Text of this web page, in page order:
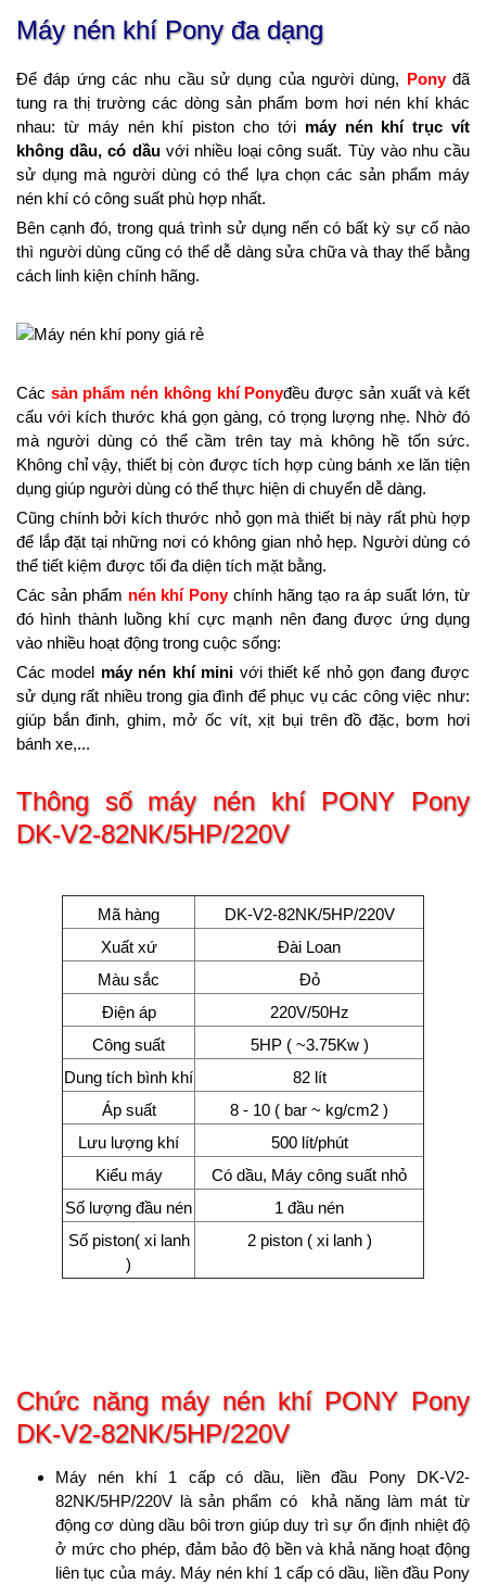
Máy nén khí Pony đa dạng
Để đáp ứng các nhu cầu sử dụng của người dùng, Ponyđã
tung ra thị trường các dòng sản phẩm bơm hơi nén khí khác
nhau: từ máy nén khí piston cho tới máy nén khí trục vít
không dầu, có dầuvới nhiều loại công suất. Tùy vào nhu cầu
sử dụng mà người dùng có thể lựa chọn các sản phẩm máy
nén khí có công suất phù hợp nhất.
Bên cạnh đó, trong quá trình sử dụng nến có bất kỳ sự cố nào
thì người dùng cũng có thể dễ dàng sửa chữa và thay thế bằng
cách linh kiện chính hãng.
Các sản phẩm nén không khí Ponyđều được sản xuất và kết
cấu với kích thước khá gọn gàng, có trọng lượng nhẹ. Nhờ đó
mà người dùng có thể cầm trên tay mà không hề tốn sức.
Không chỉ vậy, thiết bị còn được tích hợp cùng bánh xe lăn tiện
dụng giúp người dùng có thể thực hiện di chuyển dễ dàng.
Cũng chính bởi kích thước nhỏ gọn mà thiết bị này rất phù hợp
để lắp đặt tại những nơi có không gian nhỏ hẹp. Người dùng có
thể tiết kiệm được tối đa diện tích mặt bằng.
Các sản phẩm nén khí Ponychính hãng tạo ra áp suất lớn, từ
đó hình thành luồng khí cực mạnh nên đang được ứng dụng
vào nhiều hoạt động trong cuộc sống:
Các model máy nén khí mini với thiết kế nhỏ gọn đang được
sử dụng rất nhiều trong gia đình để phục vụ các công việc như:
giúp bắn đinh, ghim, mở ốc vít, xịt bụi trên đồ đặc, bơm hơi
bánh xe,...
Thông số máy nén khí PONY Pony
DK-V2-82NK/5HP/220V
Mã hàng
DK-V2-82NK/5HP/220V
Xuất xứ
Đài Loan
Màu sắc
Đỏ
Điện áp
220V/50Hz
Công suất
5HP ( ~3.75Kw )
Dung tích bình khí
82 lít
Áp suất
8 - 10 ( bar ~ kg/cm2 )
Lưu lượng khí
500 lít/phút
Kiểu máy
Có dầu, Máy công suất nhỏ
Số lượng đầu nén
1 đầu nén
Số piston( xi lanh
)
2 piston ( xi lanh )
Chức năng máy nén khí PONY Pony
DK-V2-82NK/5HP/220V
Máy nén khí 1 cấp có dầu, liền đầu Pony DK-V2-
82NK/5HP/220V là sản phẩm có khả năng làm mát từ
động cơ dùng dầu bôi trơn giúp duy trì sự ổn định nhiệt độ
ở mức cho phép, đảm bảo độ bền và khả năng hoạt động
liên tục của máy. Máy nén khí 1 cấp có dầu, liền đầu Pony